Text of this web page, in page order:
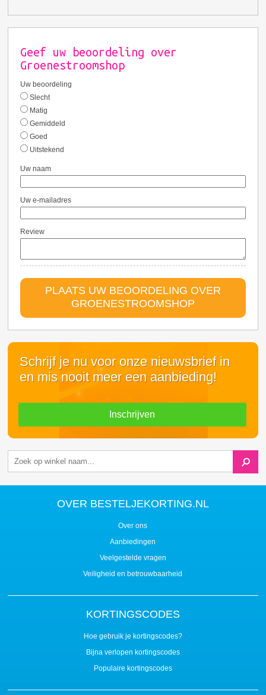
Geef uw beoordeling over
Groenestroomshop
Uw beoordeling
Slecht
Matig
Gemiddeld
Goed
Uitstekend
Uw naam
Uw e-mailadres
Review
PLAATS UW BEOORDELING OVER
GROENESTROOMSHOP
Schrijf je nu voor onze nieuwsbrief in
en mis nooit meer een aanbieding!
Inschrijven
OVER BESTELJEKORTING.NL
Over ons
Aanbiedingen
Veelgestelde vragen
Veiligheid en betrouwbaarheid
KORTINGSCODES
Hoe gebruik je kortingscodes?
Bijna verlopen kortingscodes
Populaire kortingscodes